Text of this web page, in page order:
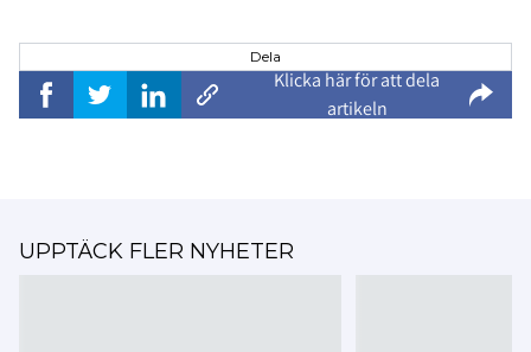
Dela
Klicka här för att dela
artikeln
UPPTÄCK FLER NYHETER